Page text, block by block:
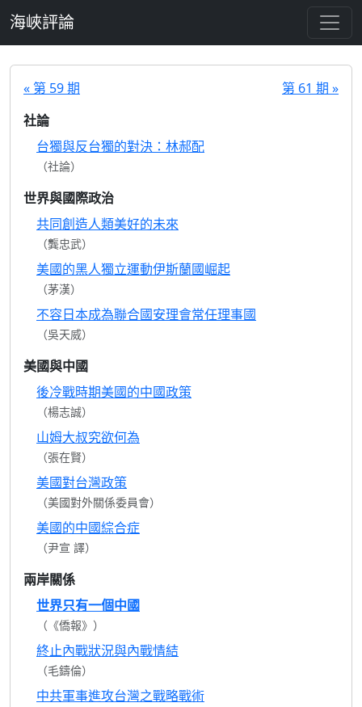
海峽評論
« 第 59 期
第 61 期 »
社論
台獨與反台獨的對決：林郝配
（社論）
世界與國際政治
共同創造人類美好的未來
（龔忠武）
美國的黑人獨立運動伊斯蘭國崛起
（茅漢）
不容日本成為聯合國安理會常任理事國
（吳天威）
美國與中國
後冷戰時期美國的中國政策
（楊志誠）
山姆大叔究欲何為
（張在賢）
美國對台灣政策
（美國對外關係委員會）
美國的中國綜合症
（尹宣 譯）
兩岸關係
世界只有一個中國
（《僑報》）
終止內戰狀況與內戰情結
（毛鑄倫）
中共軍事進攻台灣之戰略戰術